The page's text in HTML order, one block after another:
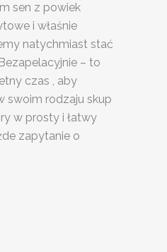
sen z powiek
i właśnie
natychmiast stać
– to
czas , aby
swoim rodzaju skup
w prosty i łatwy
zapytanie o